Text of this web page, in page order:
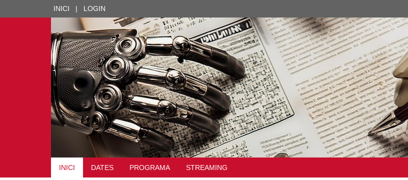
INICI | LOGIN
INICI DATES PROGRAMA STREAMING